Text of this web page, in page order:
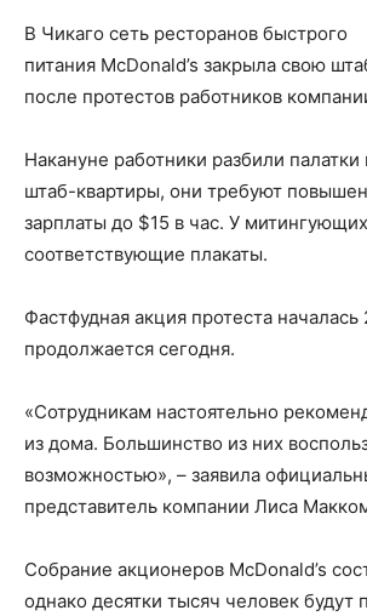
В Чикаго сеть ресторанов быстрого
питания McDonald’s закрыла свою
после протестов работников
Накануне работники разбили
штаб-квартиры, они требуют
зарплаты до $15 в час. У
соответствующие плакаты.
Фастфудная акция протеста началась
продолжается сегодня.
«Сотрудникам настоятельно
из дома. Большинство из них
возможностью», – заявила
представитель компании Лиса
Собрание акционеров McDonald’s
однако десятки тысяч человек будут